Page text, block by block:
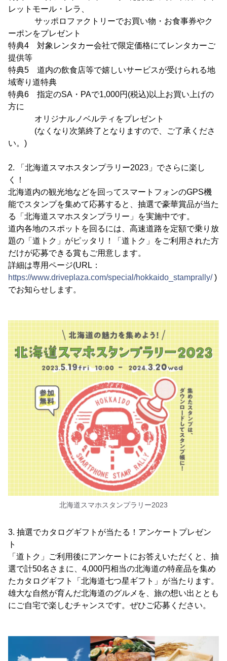
レットモール・レラ、
サッポロファクトリーでお買い物・お食事券やク
ーポンをプレゼント
特典4 対象レンタカー会社で限定価格にてレンタカーご
提供等
特典5 道内の飲食店等で嬉しいサービスが受けられる地
域寄り道特典
特典6 指定のSA・PAで1,000円(税込)以上お買い上げの
方に
オリジナルノベルティをプレゼント
(なくなり次第終了となりますので、ご了承くださ
い。)
2. 「北海道スマホスタンプラリー2023」でさらに楽し
く！
北海道内の観光地などを回ってスマートフォンのGPS機
能でスタンプを集めて応募すると、抽選で豪華賞品が当た
る「北海道スマホスタンプラリー」を実施中です。
道内各地のスポットを回るには、高速道路を定額で乗り放
題の「道トク」がピッタリ！「道トク」をご利用された方
だけが応募できる賞もご用意します。
詳細は専用ページ(URL：
https://www.driveplaza.com/special/hokkaido_stamprally/)
でお知らせします。
北海道スマホスタンプラリー2023
3. 抽選でカタログギフトが当たる！アンケートプレゼン
ト
「道トク」ご利用後にアンケートにお答えいただくと、抽
選で計50名さまに、4,000円相当の北海道の特産品を集め
たカタログギフト「北海道七つ星ギフト」が当たります。
雄大な自然が育んだ北海道のグルメを、旅の想い出ととも
にご自宅で楽しむチャンスです。ぜひご応募ください。